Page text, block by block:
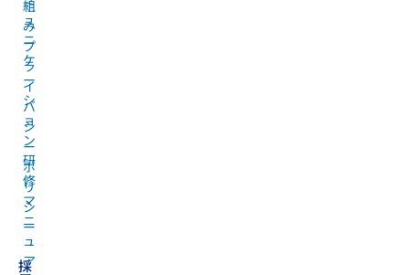
組
み
プ
ラ
イ
バ
シ
ー
ポ
リ
シ
ー
採
ュ
ニ
ケ
ー
シ
ョ
ン
研
修
マ
ニ
ュ
ア